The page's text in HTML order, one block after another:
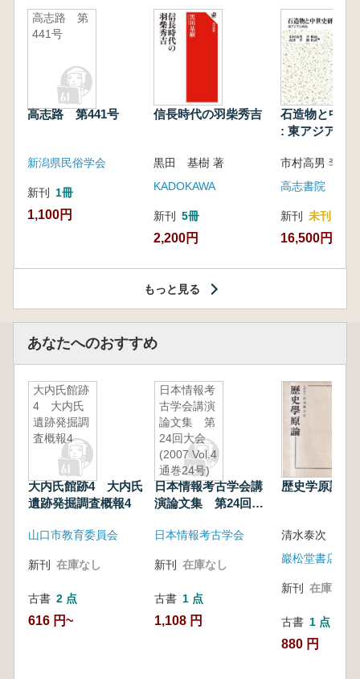
高志路 第
441号
高志路 第441号
新潟県民俗学会
新刊 1冊
1,100円
信長時代の羽柴秀吉
黒田 基樹 著
KADOKAWA
新刊 5冊
2,200円
石造物と中世
: 東アジアと
高志書院
新刊 未刊
16,500円
もっと見る
あなたへのおすすめ
大内氏館跡
4 大内氏
遺跡発掘調
査概報4
大内氏館跡4 大内氏
遺跡発掘調査概報4
山口市教育委員会
新刊 在庫なし
古書 2 点
616 円~
日本情報考
古学会講演
論文集 第
24回大会
(2007 Vol.4
通巻24号)
日本情報考古学会講
演論文集 第24回大
24号)
日本情報考古学会
新刊 在庫なし
古書 1 点
1,108 円
歴史学原論
清水泰次 著
巖松堂書店
新刊 在庫なし
古書 1 点
880 円